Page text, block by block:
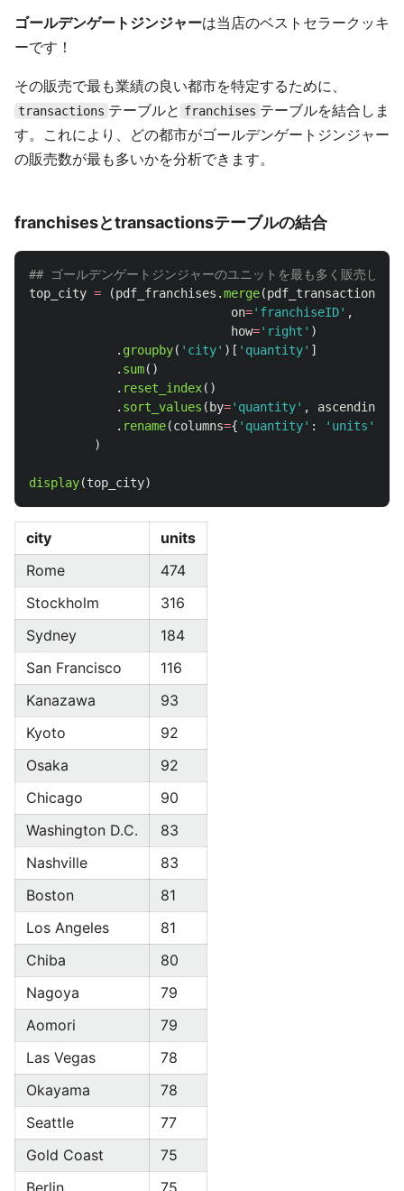
ゴールデンゲートジンジャーは当店のベストセラークッキ
ーです！
その販売で最も業績の良い都市を特定するために、
transactions テーブルと franchises テーブルを結合しま
す。これにより、どの都市がゴールデンゲートジンジャー
の販売数が最も多いかを分析できます。
franchisesとtransactionsテーブルの結合
top_city = (pdf_franchises .merge(pdf_transactions
on=' franchiseID' ,
how=' right ' )
. groupby( ' city' )[ ' quantity' ]
. sum()
. reset_index()
. sort_values ( by=' quantity' , ascending
. rename(columns={ ' quantity' : ' units '
)
display(top_city)
city
units
Rome
474
Stockholm
316
Sydney
184
San Francisco
116
Kanazawa
93
Kyoto
92
Osaka
92
Chicago
90
Washington D.C.
83
Nashville
83
Boston
81
Los Angeles
81
Chiba
80
Nagoya
79
Aomori
79
Las Vegas
78
Okayama
78
Seattle
77
Gold Coast
75